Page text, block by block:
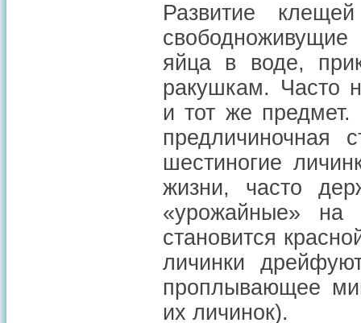
Развитие
яйца в воде,
ракушкам. Часто
и тот же предмет.
предличиночная
шестиногие
жизни, часто
«урожайные» на
становится
личинки
проплывающее
их личинок).